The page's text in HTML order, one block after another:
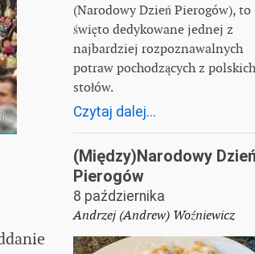
(Narodowy Dzień Pierogów), to
święto dedykowane jednej z
najbardziej rozpoznawalnych
potraw pochodzących z polskich
stołów.
Czytaj dalej...
(Między)Narodowy Dzień
Pierogów
8 października
Andrzej (Andrew) Woźniewicz